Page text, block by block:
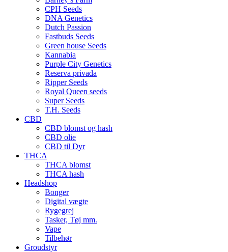
CPH Seeds
DNA Genetics
Dutch Passion
Fastbuds Seeds
Green house Seeds
Kannabia
Purple City Genetics
Reserva privada
Ripper Seeds
Royal Queen seeds
Super Seeds
T.H. Seeds
CBD
CBD blomst og hash
CBD olie
CBD til Dyr
THCA
THCA blomst
THCA hash
Headshop
Bonger
Digital vægte
Rygegrej
Tasker, Tøj mm.
Vape
Tilbehør
Groudstyr